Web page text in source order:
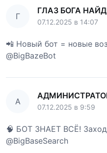
Г
ГЛАЗ БОГА
07.12.2025 в 14:07
📲 Новый бот = новые
@BigBazeBot
А
07.12.2025 в 9:59
🧠 БОТ ЗНАЕТ ВСЁ!
@BigBaseSearch